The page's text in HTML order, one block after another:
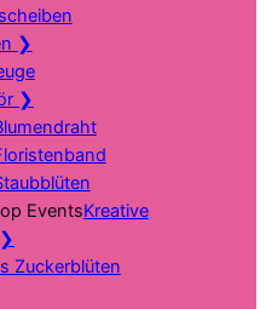
❯
❯
Kreative
❯
Zuckerblüten